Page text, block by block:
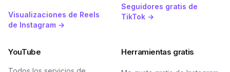
Visualizaciones de Reels
de Instagram →
Seguidores gratis de
TikTok →
YouTube Herramientas gratis